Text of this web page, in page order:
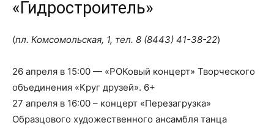
«Гидростроитель»
(пл. Комсомольская, 1, тел. 8 (8443) 41-38-22)
26 апреля в 15:00 — «РОКовый концерт» Творческого
объединения «Круг друзей». 6+
27 апреля в 16:00 – концерт «Перезагрузка»
Образцового художественного ансамбля танца